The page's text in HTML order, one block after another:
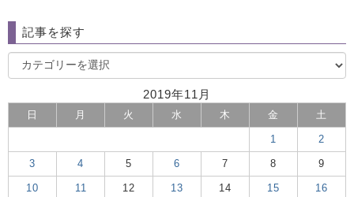
記事を探す
2019年11月
日 月 火 水 木 金 土
1 2
3 4 5 6 7 8 9
10 11 12 13 14 15 16